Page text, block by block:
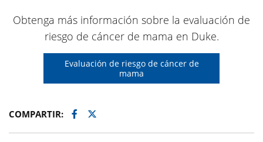
Obtenga más información sobre la evaluación de
riesgo de cáncer de mama en Duke.
Evaluación de riesgo de cáncer de
mama
COMPARTIR: Facebook
Twitter